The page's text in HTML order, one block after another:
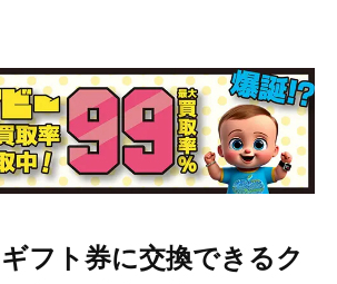
フト券に交換できるク